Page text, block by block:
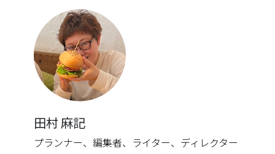
田村 麻記
プランナー、編集者、ライター、ディレクター